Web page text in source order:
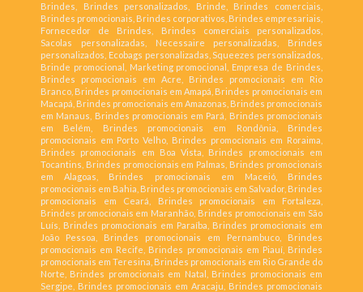
Brindes, Brindes personalizados, Brinde, Brindes comerciais,
Brindes promocionais, Brindes corporativos, Brindes empresariais,
Fornecedor de Brindes, Brindes comerciais personalizados,
Sacolas personalizadas, Necessaire personalizadas, Brindes
personalizados, Ecobags personalizadas, Squeezes personalizados,
Brinde promocional, Marketing promocional, Empresa de Brindes,
Brindes promocionais em Acre, Brindes promocionais em Rio
Branco, Brindes promocionais em Amapá, Brindes promocionais em
Macapá, Brindes promocionais em Amazonas, Brindes promocionais
em Manaus, Brindes promocionais em Pará, Brindes promocionais
em Belém, Brindes promocionais em Rondônia, Brindes
promocionais em Porto Velho, Brindes promocionais em Roraima,
Brindes promocionais em Boa Vista, Brindes promocionais em
Tocantins, Brindes promocionais em Palmas, Brindes promocionais
em Alagoas, Brindes promocionais em Maceió, Brindes
promocionais em Bahia, Brindes promocionais em Salvador, Brindes
promocionais em Ceará, Brindes promocionais em Fortaleza,
Brindes promocionais em Maranhão, Brindes promocionais em São
Luís, Brindes promocionais em Paraíba, Brindes promocionais em
João Pessoa, Brindes promocionais em Pernambuco, Brindes
promocionais em Recife, Brindes promocionais em Piauí, Brindes
promocionais em Teresina, Brindes promocionais em Rio Grande do
Norte, Brindes promocionais em Natal, Brindes promocionais em
Sergipe, Brindes promocionais em Aracaju, Brindes promocionais